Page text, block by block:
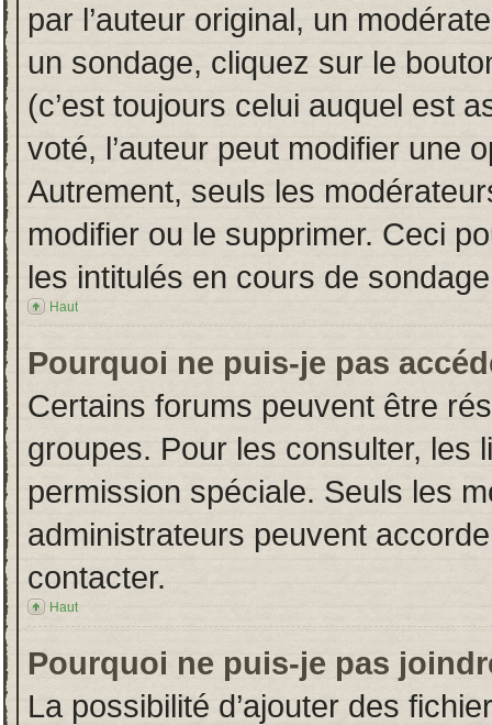
par l’auteur original, un
un sondage, cliquez sur le
(c’est toujours celui auquel est
voté, l’auteur peut modifier une
Autrement, seuls les
modifier ou le supprimer. Ceci
les intitulés en cours de
Haut
Pourquoi ne puis-je pas
Certains forums peuvent être
groupes. Pour les consulter, les
permission spéciale. Seuls les
administrateurs peuvent
contacter.
Haut
Pourquoi ne puis-je pas
La possibilité d’ajouter des